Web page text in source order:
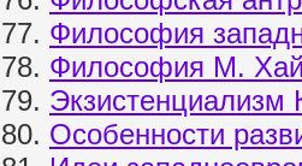
77. Философия
78. Философия М.
79. Экзистенциализм
80. Особенности